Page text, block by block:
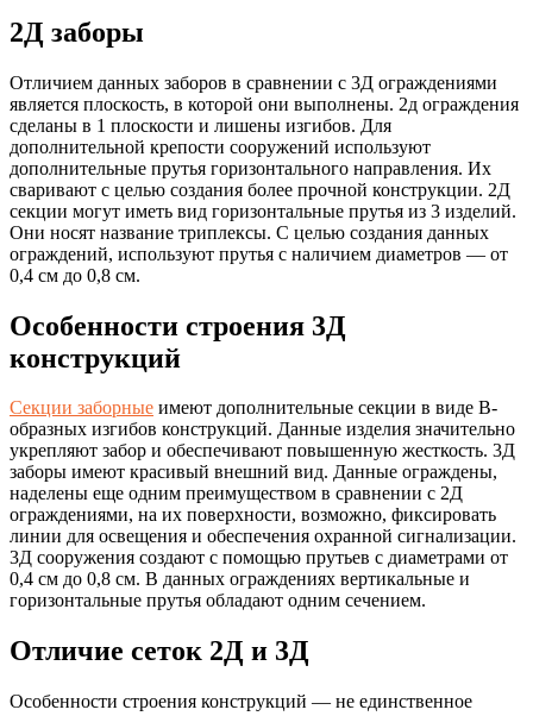
2Д заборы
Отличием данных заборов в сравнении с 3Д ограждениями
является плоскость, в которой они выполнены. 2д ограждения
сделаны в 1 плоскости и лишены изгибов. Для
дополнительной крепости сооружений используют
дополнительные прутья горизонтального направления. Их
сваривают с целью создания более прочной конструкции. 2Д
секции могут иметь вид горизонтальные прутья из 3 изделий.
Они носят название триплексы. С целью создания данных
ограждений, используют прутья с наличием диаметров — от
0,4 см до 0,8 см.
Особенности строения 3Д
конструкций
Секции заборные имеют дополнительные секции в виде В-
образных изгибов конструкций. Данные изделия значительно
укрепляют забор и обеспечивают повышенную жесткость. 3Д
заборы имеют красивый внешний вид. Данные ограждены,
наделены еще одним преимуществом в сравнении с 2Д
ограждениями, на их поверхности, возможно, фиксировать
линии для освещения и обеспечения охранной сигнализации.
3Д сооружения создают с помощью прутьев с диаметрами от
0,4 см до 0,8 см. В данных ограждениях вертикальные и
горизонтальные прутья обладают одним сечением.
Отличие сеток 2Д и 3Д
Особенности строения конструкций — не единственное